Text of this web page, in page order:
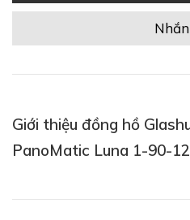
Giới thiệu đồng hồ
PanoMatic Luna 1-90-